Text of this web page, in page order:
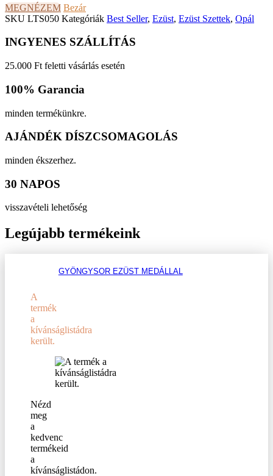
MEGNÉZEM Bezár
SKU LTS050 Kategóriák Best Seller, Ezüst, Ezüst Szettek, Opál
INGYENES SZÁLLÍTÁS
25.000 Ft feletti vásárlás esetén
100% Garancia
minden termékünkre.
AJÁNDÉK DÍSZCSOMAGOLÁS
minden ékszerhez.
30 NAPOS
visszavételi lehetőség
Legújabb termékeink
GYÖNGYSOR EZÜST MEDÁLLAL
A
termék
a
kívánságlistádra
került.
Nézd
meg
a
kedvenc
termékeid
a
kívánságlistádon.